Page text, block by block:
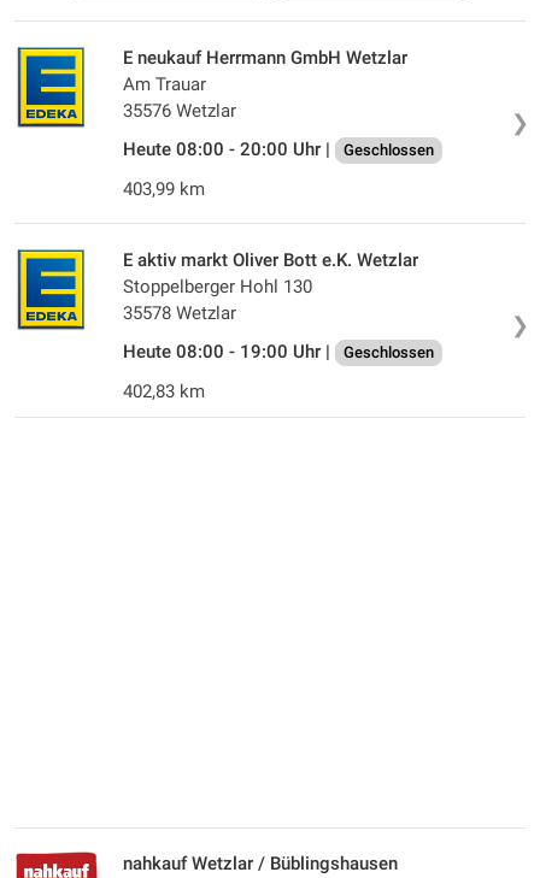
❯
E neukauf Herrmann GmbH Wetzlar
Am Trauar
35576 Wetzlar
Heute 08:00 - 20:00 Uhr |
Geschlossen
403,99 km
❯
E aktiv markt Oliver Bott e.K. Wetzlar
Stoppelberger Hohl 130
35578 Wetzlar
Heute 08:00 - 19:00 Uhr |
Geschlossen
402,83 km
nahkauf Wetzlar / Büblingshausen